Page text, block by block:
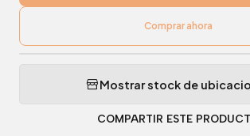
Comprar ahora
Mostrar stock de
COMPARTIR ESTE